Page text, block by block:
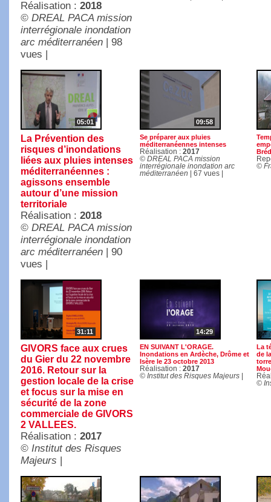
Réalisation : 2018
© DREAL PACA mission
interrégionale inondation
arc méditerranéen| 98
vues |
05:01
La Prévention des
risques d’inondations
liées aux pluies intenses
méditerranéennes :
agissons ensemble
autour d’une mission
territoriale
Réalisation : 2018
© DREAL PACA mission
interrégionale inondation
arc méditerranéen| 90
vues |
09:58
Se préparer aux pluies
méditerranéennes intenses
Réalisation : 2017
© DREAL PACA mission
interrégionale inondation arc
méditerranéen | 67 vues |
©
31:11
GIVORS face aux crues
du Gier du 22 novembre
2016. Retour sur la
gestion locale de la crise
et focus sur la mise en
sécurité de la zone
commerciale de GIVORS
2 VALLEES.
Réalisation : 2017
© Institut des Risques
Majeurs |
14:29
EN SUIVANT L'ORAGE.
Inondations en Ardèche, Drôme et
Isère le 23 octobre 2013
Réalisation : 2017
© Institut des Risques Majeurs|
La
de
©